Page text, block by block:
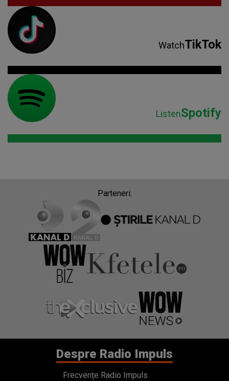
WatchTikTok
ListenSpotify
Parteneri:
Despre Radio Impuls
Frecvențe Radio Impuls